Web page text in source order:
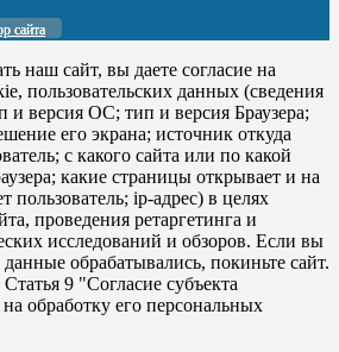
сайта
наш сайт, вы даете согласие на
пользовательских данных (сведения
и версия ОС; тип и версия Браузера;
его экрана; источник откуда
с какого сайта или по какой
какие страницы открывает и на
пользователь; ip-адрес) в целях
проведения ретаргетинга и
исследований и обзоров. Если вы
обрабатывались, покиньте сайт.
9 "Согласие субъекта
обработку его персональных